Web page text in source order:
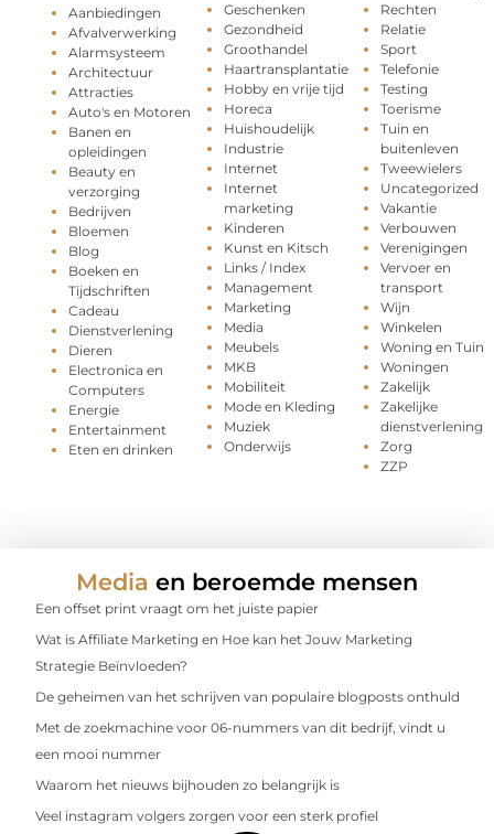
Aanbiedingen
Afvalverwerking
Alarmsysteem
Architectuur
Attracties
Auto's en Motoren
Banen en
opleidingen
Beauty en
verzorging
Bedrijven
Bloemen
Blog
Boeken en
Tijdschriften
Cadeau
Dienstverlening
Dieren
Electronica en
Computers
Energie
Entertainment
Eten en drinken
Geschenken
Gezondheid
Groothandel
Haartransplantatie
Hobby en vrije tijd
Horeca
Huishoudelijk
Industrie
Internet
Internet
marketing
Kinderen
Kunst en Kitsch
Links / Index
Management
Marketing
Media
Meubels
MKB
Mobiliteit
Mode en Kleding
Muziek
Onderwijs
Rechten
Relatie
Sport
Telefonie
Testing
Toerisme
Tuin en
buitenleven
Tweewielers
Uncategorized
Vakantie
Verbouwen
Verenigingen
Vervoer en
transport
Wijn
Winkelen
Woning en Tuin
Woningen
Zakelijk
Zakelijke
dienstverlening
Zorg
ZZP
Media en beroemde mensen
Een offset print vraagt om het juiste papier
Wat is Affiliate Marketing en Hoe kan het Jouw Marketing
Strategie Beïnvloeden?
De geheimen van het schrijven van populaire blogposts onthuld
Met de zoekmachine voor 06-nummers van dit bedrijf, vindt u
een mooi nummer
Waarom het nieuws bijhouden zo belangrijk is
Veel instagram volgers zorgen voor een sterk profiel